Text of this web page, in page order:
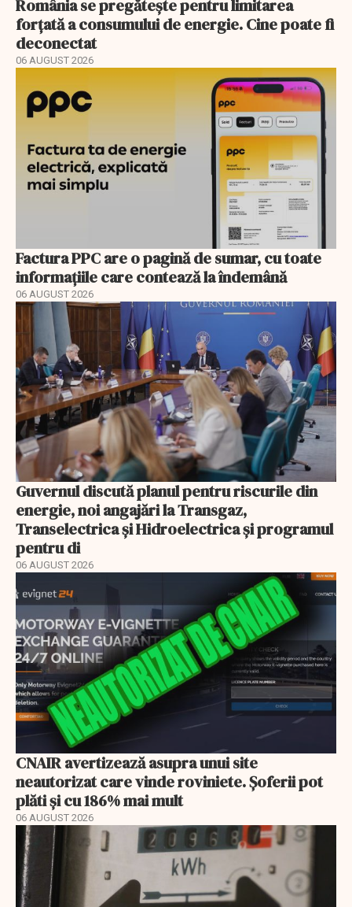
România se pregătește pentru limitarea
forțată a consumului de energie. Cine poate fi
deconectat
06 AUGUST 2026
Factura PPC are o pagină de sumar, cu toate
informațiile care contează la îndemână
06 AUGUST 2026
Guvernul discută planul pentru riscurile din
energie, noi angajări la Transgaz,
Transelectrica și Hidroelectrica și programul
pentru di
06 AUGUST 2026
CNAIR avertizează asupra unui site
neautorizat care vinde roviniete. Șoferii pot
plăti și cu 186% mai mult
06 AUGUST 2026